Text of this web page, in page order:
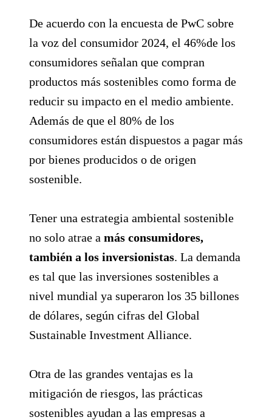
De acuerdo con la encuesta de PwC sobre
la voz del consumidor 2024, el 46%de los
consumidores señalan que compran
productos más sostenibles como forma de
reducir su impacto en el medio ambiente.
Además de que el 80% de los
consumidores están dispuestos a pagar más
por bienes producidos o de origen
sostenible.
Tener una estrategia ambiental sostenible
no solo atrae a más consumidores,
también a los inversionistas. La demanda
es tal que las inversiones sostenibles a
nivel mundial ya superaron los 35 billones
de dólares, según cifras del Global
Sustainable Investment Alliance.
Otra de las grandes ventajas es la
mitigación de riesgos, las prácticas
sostenibles ayudan a las empresas a